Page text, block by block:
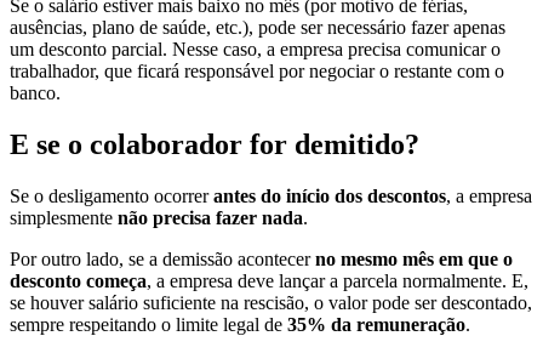
Se o salário estiver mais baixo no mês (por motivo de férias,
ausências, plano de saúde, etc.), pode ser necessário fazer apenas
um desconto parcial. Nesse caso, a empresa precisa comunicar o
trabalhador, que ficará responsável por negociar o restante com o
banco.
E se o colaborador for demitido?
Se o desligamento ocorrerantes do início dos descontos, a empresa
simplesmente não precisa fazer nada.
Por outro lado, se a demissão acontecerno mesmo mês em que o
desconto começa, a empresa deve lançar a parcela normalmente. E,
se houver salário suficiente na rescisão, o valor pode ser descontado,
sempre respeitando o limite legal de 35% da remuneração.